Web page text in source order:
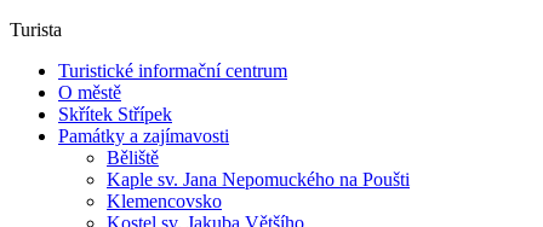
Turista
Turistické informační centrum
O městě
Skřítek Střípek
Památky a zajímavosti
Běliště
Kaple sv. Jana Nepomuckého na Poušti
Klemencovsko
Kostel sv. Jakuba Většího